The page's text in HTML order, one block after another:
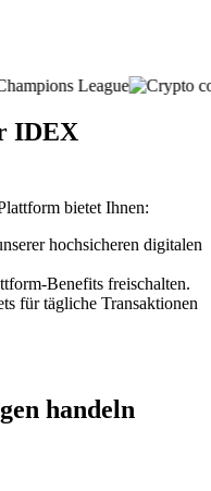
IDEX
bietet Ihnen:
hochsicheren digitalen
Benefits freischalten.
für tägliche Transaktionen
handeln